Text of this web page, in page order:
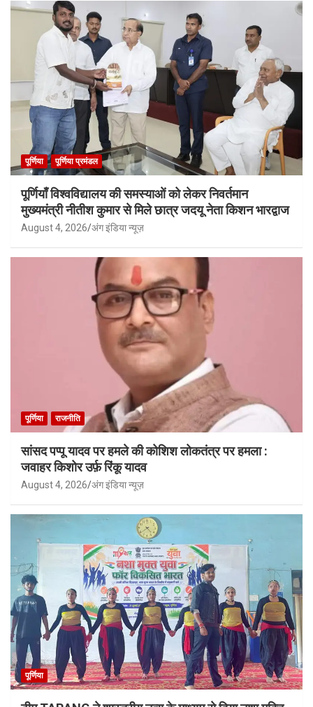
पूर्णिया पूर्णिया प्रमंडल
पूर्णियाँ विश्वविद्यालय की समस्याओं को लेकर निवर्तमान
मुख्यमंत्री नीतीश कुमार से मिले छात्र जदयू नेता किशन भारद्वाज
August 4, 2026 अंग इंडिया न्यूज़
पूर्णिया राजनीति
सांसद पप्पू यादव पर हमले की कोशिश लोकतंत्र पर हमला :
जवाहर किशोर उर्फ़ रिंकू यादव
August 4, 2026 अंग इंडिया न्यूज़
पूर्णिया